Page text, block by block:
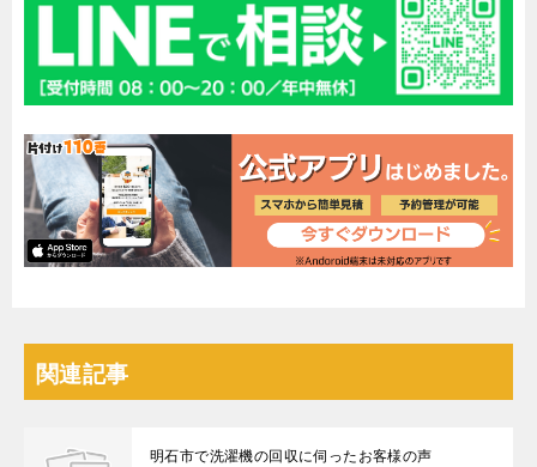
関連記事
明石市で洗濯機の回収に伺ったお客様の声